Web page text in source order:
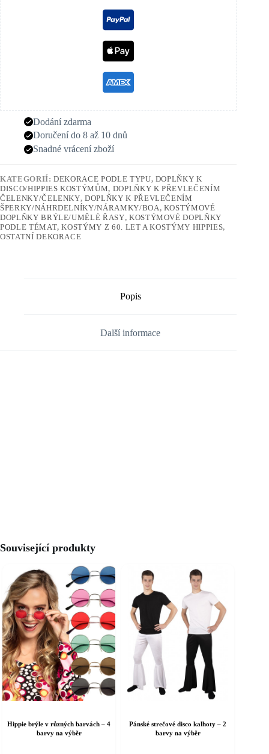
Dodání zdarma
Doručení do 8 až 10 dnů
Snadné vrácení zboží
KATEGORIÍ:DEKORACE PODLE TYPU, DOPLŇKY K
DISCO/HIPPIES KOSTÝMŮM, DOPLŇKY K PŘEVLEČENÍM
ČELENKY/ČELENKY,DOPLŇKY K PŘEVLEČENÍM
ŠPERKY/NÁHRDELNÍKY/NÁRAMKY/BOA, KOSTÝMOVÉ
DOPLŇKY BRÝLE/UMĚLÉ ŘASY, KOSTÝMOVÉ DOPLŇKY
PODLE TÉMAT,KOSTÝMY Z 60. LET A KOSTÝMY HIPPIES,
OSTATNÍ DEKORACE
Popis
Další informace
Související produkty
Hippie brýle v různých barvách – 4
barvy na výběr
Pánské strečové disco kalhoty – 2
barvy na výběr